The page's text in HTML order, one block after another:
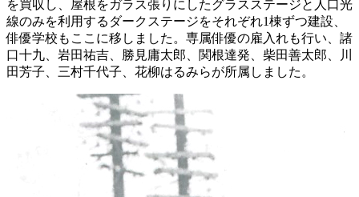
を買収し、屋根をガラス張りにしたグラスステージと人口光
線のみを利用するダークステージをそれぞれ1棟ずつ建設、
俳優学校もここに移しました。専属俳優の雇入れも行い、諸
口十九、岩田祐吉、勝見庸太郎、関根達発、柴田善太郎、川
田芳子、三村千代子、花柳はるみらが所属しました。